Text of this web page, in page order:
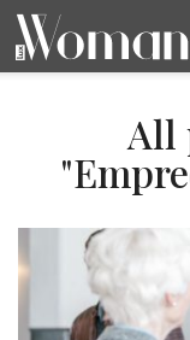
LIFESTYLE
OPINIÃO
PESSOAS
SOCIEDADE
All